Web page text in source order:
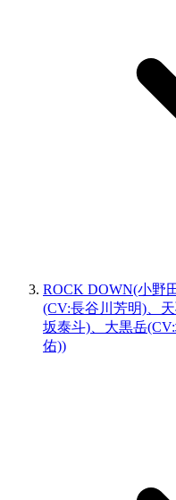
ROCK DOWN(小野
(CV:長谷川芳明)、
坂泰斗)、大黒岳
佑))